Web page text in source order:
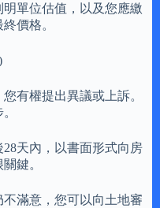
單位估值，以及您應繳
價格。
有權提出異議或上訴。
天內，以書面形式向房
鍵。
不滿意，您可以向土地審